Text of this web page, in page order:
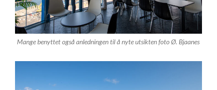
Mange benyttet også anledningen til å nyte utsikten foto Ø. Bjaanes